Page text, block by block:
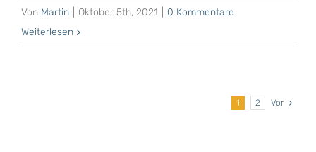
Von Martin Oktober 5th, 2021
0 Kommentare
Weiterlesen
1 2 Vor